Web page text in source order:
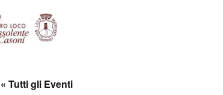
« Tutti gli Eventi